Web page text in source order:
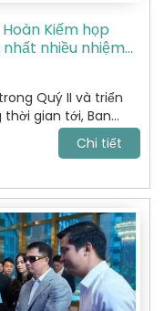
Kiếm họp
nhiều nhiệm
Quý II và triển
gian tới, Ban
đã tổ chức cuộc
sự tham dự của
Chi tiết